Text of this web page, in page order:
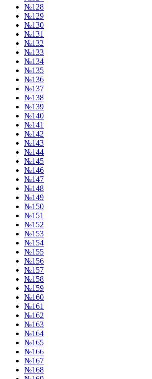
№128
№129
№130
№131
№132
№133
№134
№135
№136
№137
№138
№139
№140
№141
№142
№143
№144
№145
№146
№147
№148
№149
№150
№151
№152
№153
№154
№155
№156
№157
№158
№159
№160
№161
№162
№163
№164
№165
№166
№167
№168